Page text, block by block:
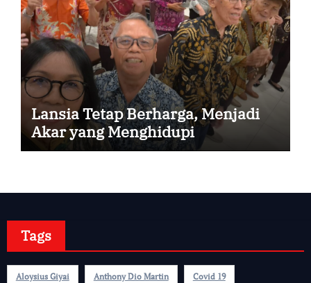
Lansia Tetap Berharga, Menjadi
Akar yang Menghidupi
Tags
Aloysius Giyai Anthony Dio Martin Covid 19